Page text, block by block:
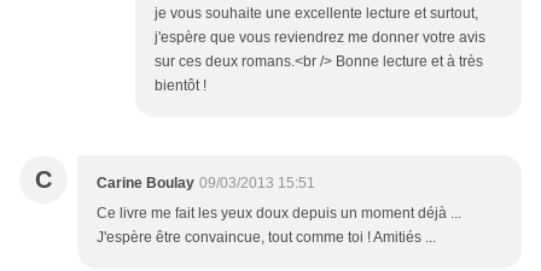
je vous souhaite une excellente lecture et surtout,
j'espère que vous reviendrez me donner votre avis
sur ces deux romans.<br /> Bonne lecture et à très
bientôt !
C Carine Boulay 09/03/2013 15:51
Ce livre me fait les yeux doux depuis un moment déjà ...
J'espère être convaincue, tout comme toi ! Amitiés ...